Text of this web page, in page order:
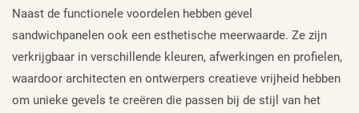
Naast de functionele voordelen hebben gevel
sandwichpanelen ook een esthetische meerwaarde. Ze zijn
verkrijgbaar in verschillende kleuren, afwerkingen en profielen,
waardoor architecten en ontwerpers creatieve vrijheid hebben
om unieke gevels te creëren die passen bij de stijl van het